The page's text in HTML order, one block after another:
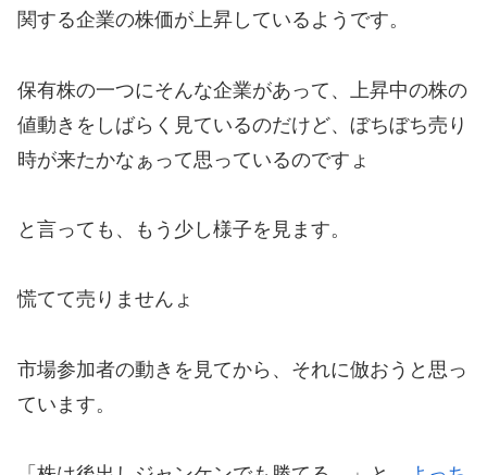
関する企業の株価が上昇しているようです。
保有株の一つにそんな企業があって、上昇中の株の
値動きをしばらく見ているのだけど、ぼちぼち売り
時が来たかなぁって思っているのですょ
と言っても、もう少し様子を見ます。
慌てて売りませんょ
市場参加者の動きを見てから、それに倣おうと思っ
ています。